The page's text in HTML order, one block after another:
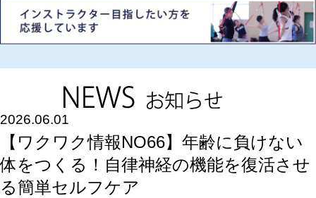
2026.06.01
【ワクワク情報NO66】年齢に負けない
体をつくる！自律神経の機能を復活させ
る簡単セルフケア